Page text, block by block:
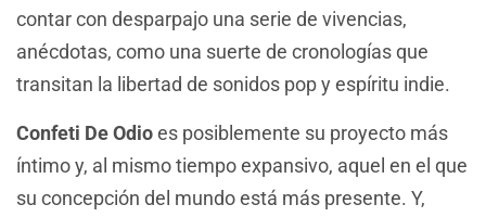
contar con desparpajo una serie de vivencias,
anécdotas, como una suerte de cronologías que
transitan la libertad de sonidos pop y espíritu indie.
Confeti De Odioes posiblemente su proyecto más
íntimo y, al mismo tiempo expansivo, aquel en el que
su concepción del mundo está más presente. Y,